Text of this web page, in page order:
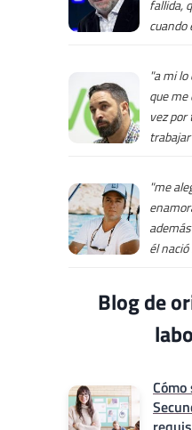
fallida,
cuando
"a mi
que me
vez por
trabajar
"me
él
Blog de